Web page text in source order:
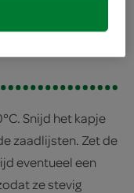
Snijd het kapje
zaadlijsten. Zet de
eventueel een
ze stevig